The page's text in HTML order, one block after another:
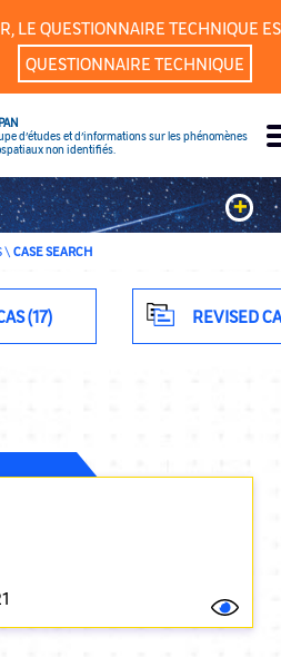
LE QUESTIONNAIRE TECHNIQUE
QUESTIONNAIRE TECHNIQUE
d’études et d’informations sur les phénomènes
non identifiés.
+
(17) REVISED
\ CASE SEARCH